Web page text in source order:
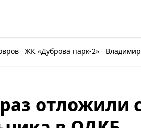
ЖК «Дуброва парк-2»
отложили